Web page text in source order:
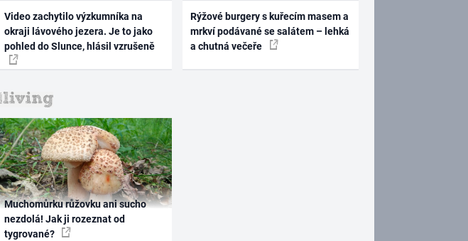
Video zachytilo výzkumníka na
okraji lávového jezera. Je to jako
pohled do Slunce, hlásil vzrušeně
Rýžové burgery s kuřecím masem a
mrkví podávané se salátem – lehká
a chutná večeře
Muchomůrku růžovku ani sucho
nezdolá! Jak ji rozeznat od
tygrované?